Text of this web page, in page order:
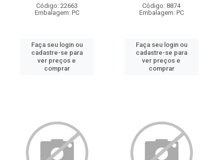
Código: 22663
Embalagem: PC
Faça seu login ou
cadastre-se para
ver preços e
comprar
Código: 8874
Embalagem: PC
Faça seu login ou
cadastre-se para
ver preços e
comprar